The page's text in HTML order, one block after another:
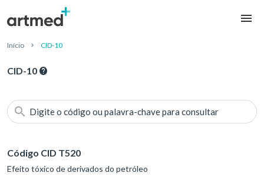
Início CID-10
CID-10
Digite o código ou palavra-chave para consultar
Código CID T520
Efeito tóxico de derivados do petróleo